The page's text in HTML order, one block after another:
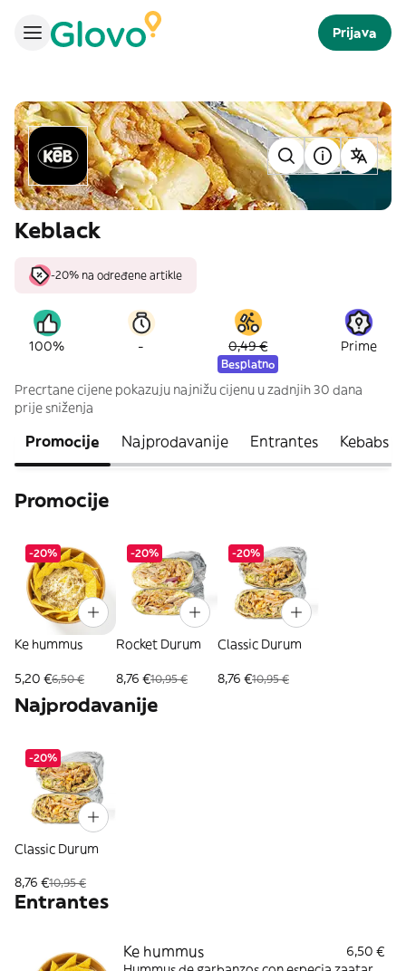
Prijava
Keblack
-20% na određene artikle
100% - 0,49 €
Besplatno
Prime
Precrtane cijene pokazuju najnižu cijenu u zadnjih 30 dana
prije sniženja
Promocije Najprodavanije Entrantes Kebabs
Promocije
-20%
Ke hummus
5,20 €6,50 €
-20%
Rocket Durum
8,76 €10,95 €
-20%
Classic Durum
8,76 €10,95 €
Najprodavanije
-20%
Classic Durum
8,76 €10,95 €
Entrantes
Ke hummus
6,50 €